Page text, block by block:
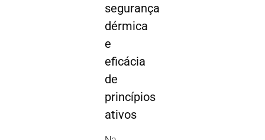
segurança
dérmica
e
eficácia
de
princípios
ativos